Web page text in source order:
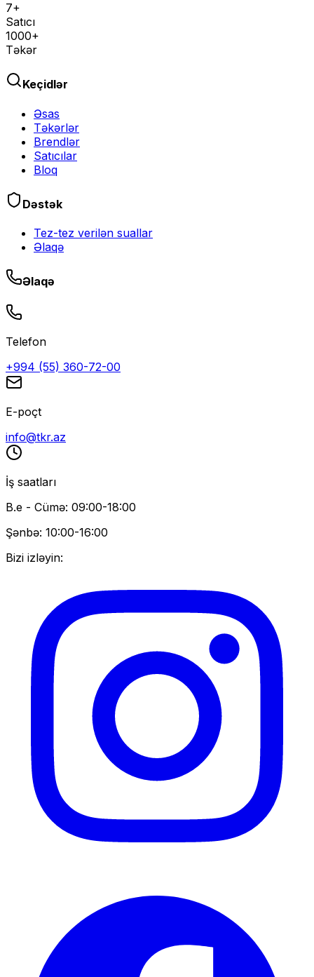
7+
Satıcı
1000+
Təkər
Keçidlər
Əsas
Təkərlər
Brendlər
Satıcılar
Bloq
Dəstək
Tez-tez verilən suallar
Əlaqə
Əlaqə
Telefon
+994 (55) 360-72-00
E-poçt
info@tkr.az
İş saatları
B.e - Cümə: 09:00-18:00
Şənbə: 10:00-16:00
Bizi izləyin: